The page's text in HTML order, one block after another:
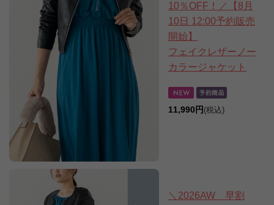
10％OFF！／【8月
10日 12:00予約販売
開始】
フェイクレザーノー
カラージャケット
11,990円 (税込)
＼2026AW 早割